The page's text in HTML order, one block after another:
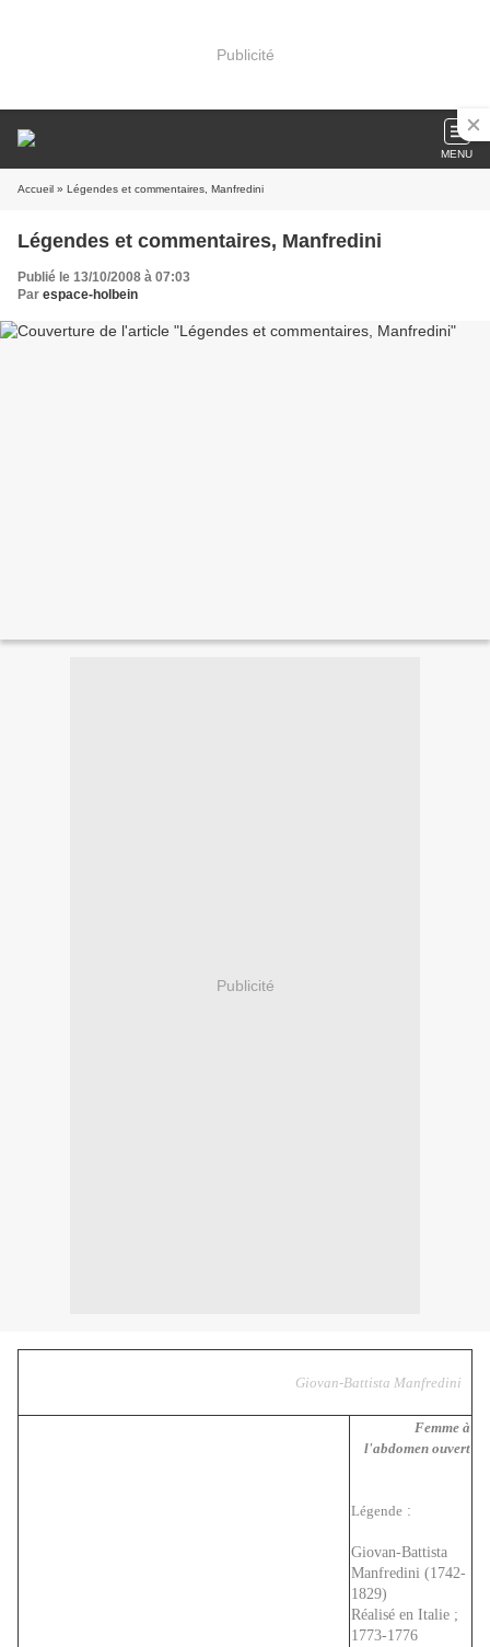
Publicité
MENU
Accueil » Légendes et commentaires, Manfredini
Légendes et commentaires, Manfredini
Publié le 13/10/2008 à 07:03
Par espace-holbein
Publicité
Giovan-Battista Manfredini
Femme à
l'abdomen ouvert
Légende :
Giovan-Battista
Manfredini (1742-
1829)
Réalisé en Italie ;
1773-1776